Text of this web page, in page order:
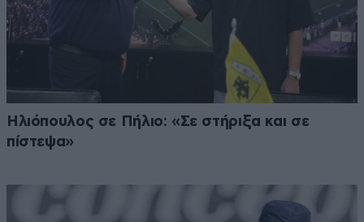
Ηλιόπουλος σε Πήλιο: «Σε στήριξα και σε
πίστεψα»